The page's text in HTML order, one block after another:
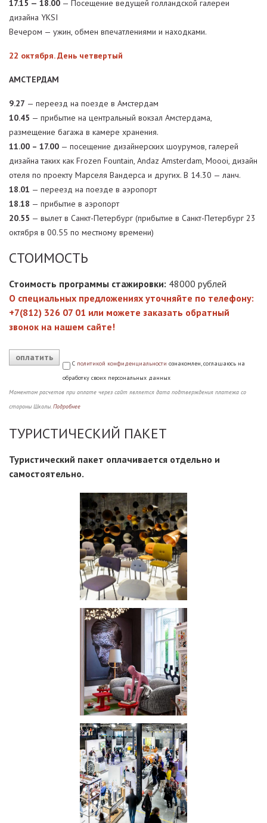
17.15 — 18.00 — Посещение ведущей голландской галереи
дизайна YKSI
Вечером — ужин, обмен впечатлениями и находками.
22 октября. День четвертый
АМСТЕРДАМ
9.27 — переезд на поезде в Амстердам
10.45 — прибытие на центральный вокзал Амстердама,
размещение багажа в камере хранения.
11.00 – 17.00 — посещение дизайнерских шоурумов, галерей
дизайна таких как Frozen Fountain, Andaz Amsterdam, Moooi, дизайн
отеля по проекту Марселя Вандерса и других. В 14.30 — ланч.
18.01 — переезд на поезде в аэропорт
18.18 — прибытие в аэропорт
20.55 — вылет в Санкт-Петербург (прибытие в Санкт-Петербург 23
октября в 00.55 по местному времени)
СТОИМОСТЬ
Стоимость программы стажировки: 48000 рублей
О специальных предложениях уточняйте по телефону:
+7(812) 326 07 01 или можете заказать обратный
звонок на нашем сайте!
оплатить
С политикой конфиденциальности ознакомлен, соглашаюсь на
обработку своих персональных данных
Моментом расчетов при оплате через сайт является дата подтверждения платежа со
стороны Школы.Подробнее
ТУРИСТИЧЕСКИЙ ПАКЕТ
Туристический пакет оплачивается отдельно и
самостоятельно.